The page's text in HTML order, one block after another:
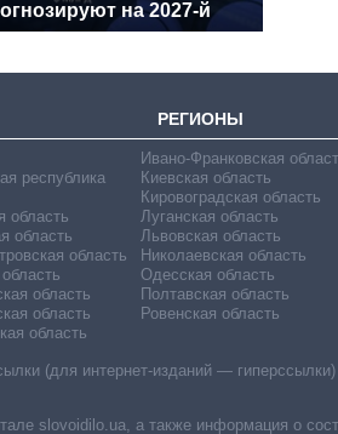
на 2027-й
РЕГИОНЫ
республика
область
область
область
область
область
область
Ивано-Франковская
Киевская область
Кировоградская область
Луганская область
Львовская область
Николаевская область
Одесская область
Полтавская область
Ровенская область
(для интернет-изданий —
slovoidilo.ua, а также информация о